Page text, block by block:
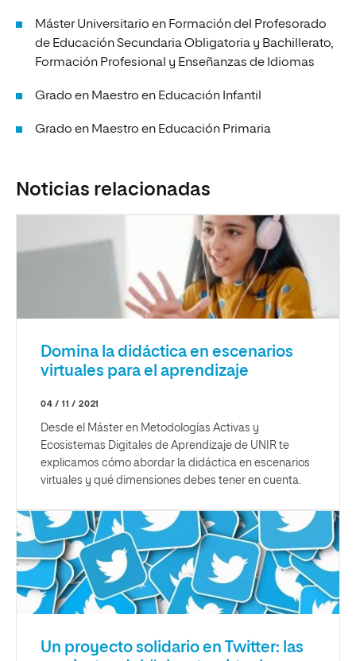
Máster Universitario en Formación del Profesorado
de Educación Secundaria Obligatoria y Bachillerato,
Formación Profesional y Enseñanzas de Idiomas
Grado en Maestro en Educación Infantil
Grado en Maestro en Educación Primaria
Noticias relacionadas
Domina la didáctica en escenarios
virtuales para el aprendizaje
04 / 11 / 2021
Desde el Máster en Metodologías Activas y
Ecosistemas Digitales de Aprendizaje de UNIR te
explicamos cómo abordar la didáctica en escenarios
virtuales y qué dimensiones debes tener en cuenta.
Un proyecto solidario en Twitter: las